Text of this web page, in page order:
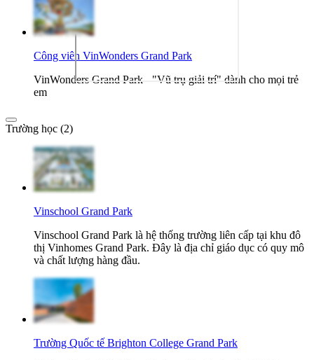
Công viên VinWonders Grand Park
VinWonders Grand Park - "Vũ trụ giải trí" dành cho mọi trẻ
em
Trường học (2)
Vinschool Grand Park
Vinschool Grand Park là hệ thống trường liên cấp tại khu đô
thị Vinhomes Grand Park. Đây là địa chỉ giáo dục có quy mô
và chất lượng hàng đầu.
Trường Quốc tế Brighton College Grand Park